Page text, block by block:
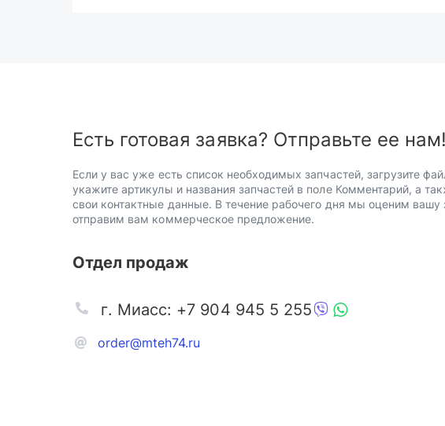
Есть готовая заявка? Отправьте ее нам!
Если у вас уже есть список необходимых запчастей, загрузите
укажите артикулы и названия запчастей в поле Комментарий, а
свои контактные данные. В течение рабочего дня мы оценим вашу
отправим вам коммерческое предложение.
Отдел продаж
order@mteh74.ru
г. Миасс: +7 904 945 5 255